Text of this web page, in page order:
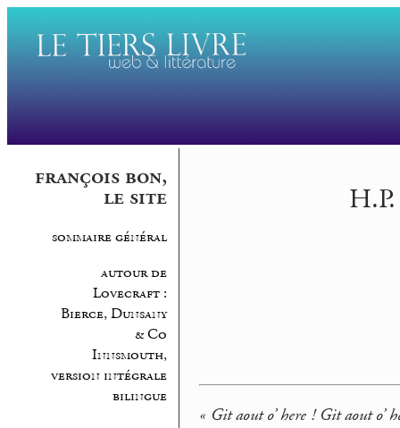
françois bon,
le site
sommaire général
autour de
Lovecraft :
Bierce, Dunsany
& Co
Innsmouth,
version intégrale
bilingue
« Git aout o’ here ! Git aout